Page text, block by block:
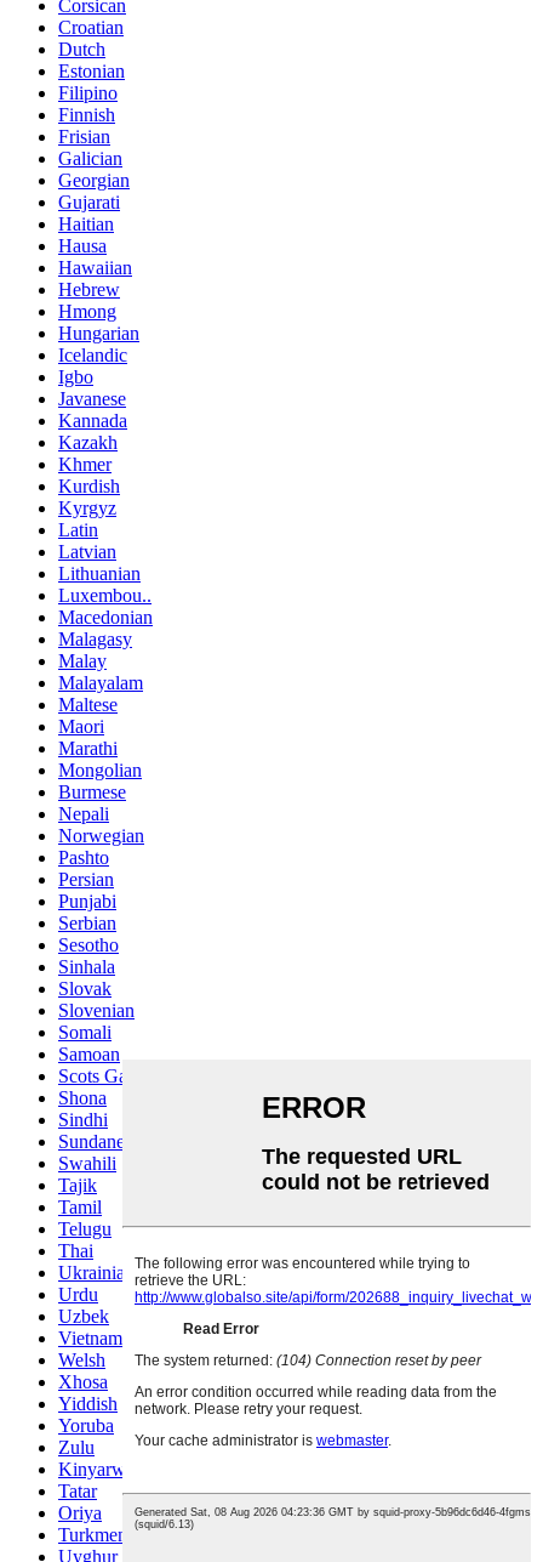
Corsican
Croatian
Dutch
Estonian
Filipino
Finnish
Frisian
Galician
Georgian
Gujarati
Haitian
Hausa
Hawaiian
Hebrew
Hmong
Hungarian
Icelandic
Igbo
Javanese
Kannada
Kazakh
Khmer
Kurdish
Kyrgyz
Latin
Latvian
Lithuanian
Luxembou..
Macedonian
Malagasy
Malay
Malayalam
Maltese
Maori
Marathi
Mongolian
Burmese
Nepali
Norwegian
Pashto
Persian
Punjabi
Serbian
Sesotho
Sinhala
Slovak
Slovenian
Somali
Samoan
Scots Gaelic
Shona
Sindhi
Sundanese
Swahili
Tajik
Tamil
Telugu
Thai
Ukrainian
Urdu
Uzbek
Vietnamese
Welsh
Xhosa
Yiddish
Yoruba
Zulu
Kinyarwanda
Tatar
Oriya
Turkmen
Uyghur